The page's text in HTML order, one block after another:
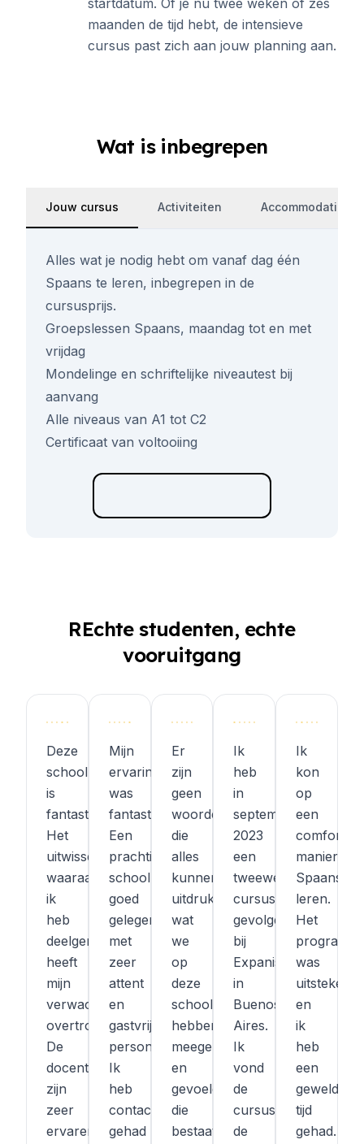
startdatum. Of je nu twee weken of zes
maanden de tijd hebt, de intensieve
cursus past zich aan jouw planning aan.
Wat is inbegrepen
Jouw cursus Activiteiten Accommodatie
Alles wat je nodig hebt om vanaf dag één
Spaans te leren, inbegrepen in de
cursusprijs.
Groepslessen Spaans, maandag tot en met
vrijdag
Mondelinge en schriftelijke niveautest bij
aanvang
Alle niveaus van A1 tot C2
Certificaat van voltooiing
REchte studenten, echte
vooruitgang
Deze
school
is
fantastisch!
Het
uitwisselingsprogramma
waaraan
ik
heb
deelgenomen,
heeft
mijn
verwachtingen
overtroffen.
De
docenten
zijn
zeer
ervaren,
Mijn
ervaring
was
fantastisch!
Een
prachtige
school,
goed
gelegen,
met
zeer
attent
en
gastvrij
personeel.
Ik
heb
contact
gehad
Er
zijn
geen
woorden
die
alles
kunnen
uitdrukken
wat
we
op
deze
school
hebben
meegemaakt
en
gevoeld,
die
bestaat
Ik
heb
in
september
2023
een
tweeweekse
cursus
gevolgd
bij
Expanis
in
Buenos
Aires.
Ik
vond
de
cursus,
de
Ik
kon
op
een
manier
Spaans
leren.
Het
was
uitstekend
en
ik
heb
een
geweldige
tijd
gehad.